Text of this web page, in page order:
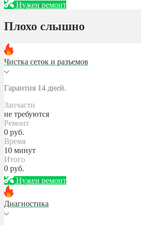
Нужен ремонт
Плохо слышно
Чистка сеток и разъемов
Гарантия 14 дней.
Запчасти
не требуются
Ремонт
0 руб.
Время
10 минут
Итого
0 руб.
Нужен ремонт
Диагностика